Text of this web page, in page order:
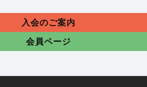
入会のご案内
会員ページ